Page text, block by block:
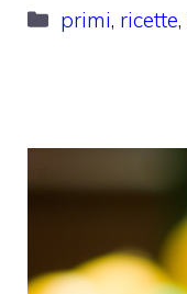
Categorie
primi, ricette,